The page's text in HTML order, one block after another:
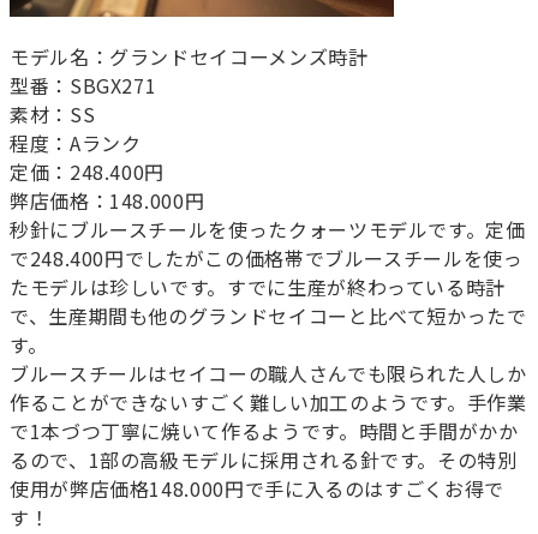
モデル名：グランドセイコーメンズ時計
型番：SBGX271
素材：SS
程度：Aランク
定価：248.400円
弊店価格：148.000円
秒針にブルースチールを使ったクォーツモデルです。定価
で248.400円でしたがこの価格帯でブルースチールを使っ
たモデルは珍しいです。すでに生産が終わっている時計
で、生産期間も他のグランドセイコーと比べて短かったで
す。
ブルースチールはセイコーの職人さんでも限られた人しか
作ることができないすごく難しい加工のようです。手作業
で1本づつ丁寧に焼いて作るようです。時間と手間がかか
るので、1部の高級モデルに採用される針です。その特別
使用が弊店価格148.000円で手に入るのはすごくお得で
す！